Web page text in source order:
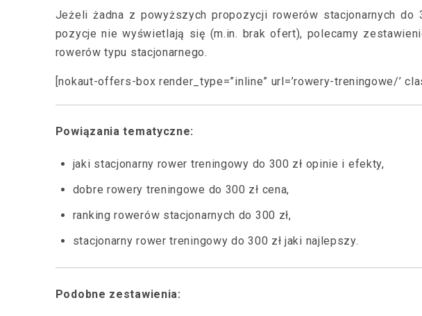
Jeżeli żadna z powyższych propozycji rowerów stacjonarnych do
pozycje nie wyświetlają się (m.in. brak ofert), polecamy
rowerów typu stacjonarnego.
[nokaut-offers-box render_type=”inline” url=’rowery-treningowe/’
Powiązania tematyczne:
jaki stacjonarny rower treningowy do 300 zł opinie i efekty,
dobre rowery treningowe do 300 zł cena,
ranking rowerów stacjonarnych do 300 zł,
stacjonarny rower treningowy do 300 zł jaki najlepszy.
Podobne zestawienia: